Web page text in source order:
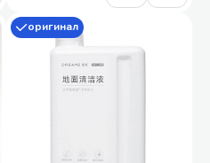
оригинал